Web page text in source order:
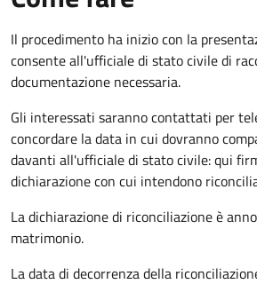
Il procedimento ha inizio con la
consente all'ufficiale di stato civile di
documentazione necessaria.
Gli interessati saranno contattati per
concordare la data in cui dovranno
davanti all'ufficiale di stato civile: qui
dichiarazione con cui intendono
La dichiarazione di riconciliazione è
matrimonio.
La data di decorrenza della